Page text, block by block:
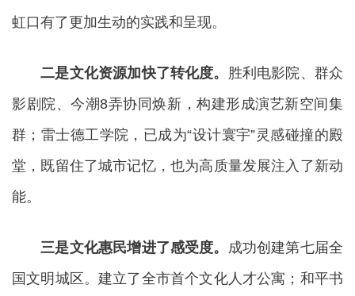
虹口有了更加生动的实践和呈现。
二是文化资源加快了转化度。 胜利电影院、群众
影剧院、今潮8弄协同焕新，构建形成演艺新空间集
群；雷士德工学院，已成为“设计寰宇”灵感碰撞的殿
堂，既留住了城市记忆，也为高质量发展注入了新动
能。
三是文化惠民增进了感受度。 成功创建第七届全
国文明城区。建立了全市首个文化人才公寓；和平书